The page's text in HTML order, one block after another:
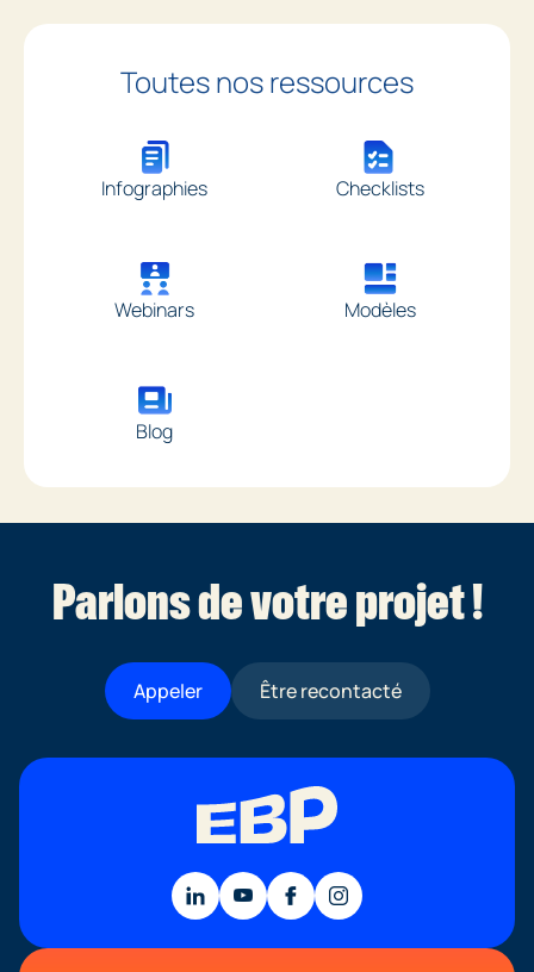
Toutes nos ressources
Infographies Checklists
Webinars Modèles
Blog
Parlons de votre projet !
Appeler Être recontacté